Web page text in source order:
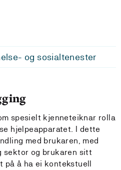
og sosialtenester
spesielt kjenneteiknar rolla
hjelpeapparatet. I dette
med brukaren, med
sektor og brukaren sitt
på å ha ei kontekstuell